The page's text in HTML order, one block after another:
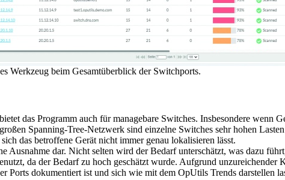
Werkzeug beim Gesamtüberblick der Switchports.
das Programm auch für managebare Switches. Insbesondere
Spanning-Tree-Netzwerk sind einzelne Switches sehr hohen
das betroffene Gerät nicht immer genau lokalisieren lässt.
Ausnahme dar. Nicht selten wird der Bedarf unterschätzt, was dazu
da der Bedarf zu hoch geschätzt wurde. Aufgrund
Ports dokumentiert ist und sich wie mit dem OpUtils Trends darstellen